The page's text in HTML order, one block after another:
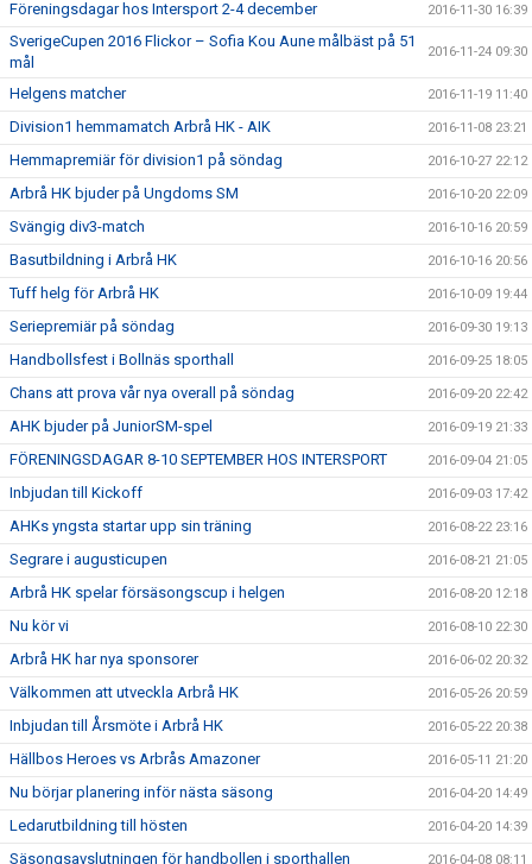
Föreningsdagar hos Intersport 2-4 december 2016-11-30 16:39
SverigeCupen 2016 Flickor – Sofia Kou Aune målbäst på 51
mål
2016-11-24 09:30
Helgens matcher 2016-11-19 11:40
Division1 hemmamatch Arbrå HK - AIK 2016-11-08 23:21
Hemmapremiär för division1 på söndag 2016-10-27 22:12
Arbrå HK bjuder på Ungdoms SM 2016-10-20 22:09
Svängig div3-match 2016-10-16 20:59
Basutbildning i Arbrå HK 2016-10-16 20:56
Tuff helg för Arbrå HK 2016-10-09 19:44
Seriepremiär på söndag 2016-09-30 19:13
Handbollsfest i Bollnäs sporthall 2016-09-25 18:05
Chans att prova vår nya overall på söndag 2016-09-20 22:42
AHK bjuder på JuniorSM-spel 2016-09-19 21:33
FÖRENINGSDAGAR 8-10 SEPTEMBER HOS INTERSPORT 2016-09-04 21:05
Inbjudan till Kickoff 2016-09-03 17:42
AHKs yngsta startar upp sin träning 2016-08-22 23:16
Segrare i augusticupen 2016-08-21 21:05
Arbrå HK spelar försäsongscup i helgen 2016-08-20 12:18
Nu kör vi 2016-08-10 22:30
Arbrå HK har nya sponsorer 2016-06-02 20:32
Välkommen att utveckla Arbrå HK 2016-05-26 20:59
Inbjudan till Årsmöte i Arbrå HK 2016-05-22 20:38
Hällbos Heroes vs Arbrås Amazoner 2016-05-11 21:20
Nu börjar planering inför nästa säsong 2016-04-20 14:49
Ledarutbildning till hösten 2016-04-20 14:39
Säsongsavslutningen för handbollen i sporthallen 2016-04-08 08:11